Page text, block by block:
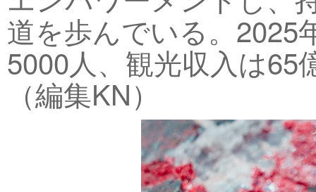
道を歩んでいる。2025
5000人、観光収入は65
（編集KN）